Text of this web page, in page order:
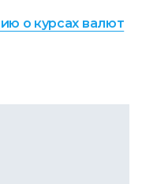
о курсах валют